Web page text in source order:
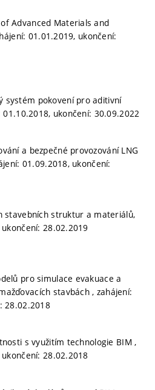
Advanced Materials and
01.01.2019, ukončení:
systém pokovení pro aditivní
ukončení: 30.09.2022
a bezpečné provozování LNG
01.09.2018, ukončení:
stavebních struktur a materiálů,
28.02.2019
pro simulace evakuace a
stavbách , zahájení:
28.02.2018
s využitím technologie BIM ,
28.02.2018